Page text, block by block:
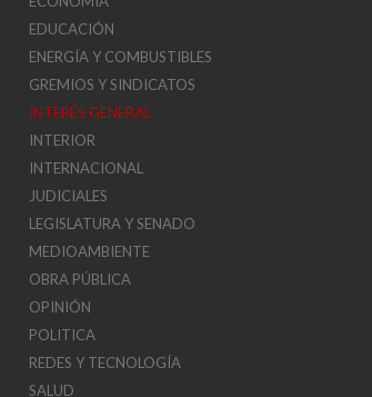
EDUCACIÓN
ENERGÍA Y COMBUSTIBLES
GREMIOS Y SINDICATOS
INTERÉS GENERAL
INTERIOR
INTERNACIONAL
JUDICIALES
LEGISLATURA Y SENADO
MEDIOAMBIENTE
OBRA PÚBLICA
OPINIÓN
POLITICA
REDES Y TECNOLOGÍA
SALUD